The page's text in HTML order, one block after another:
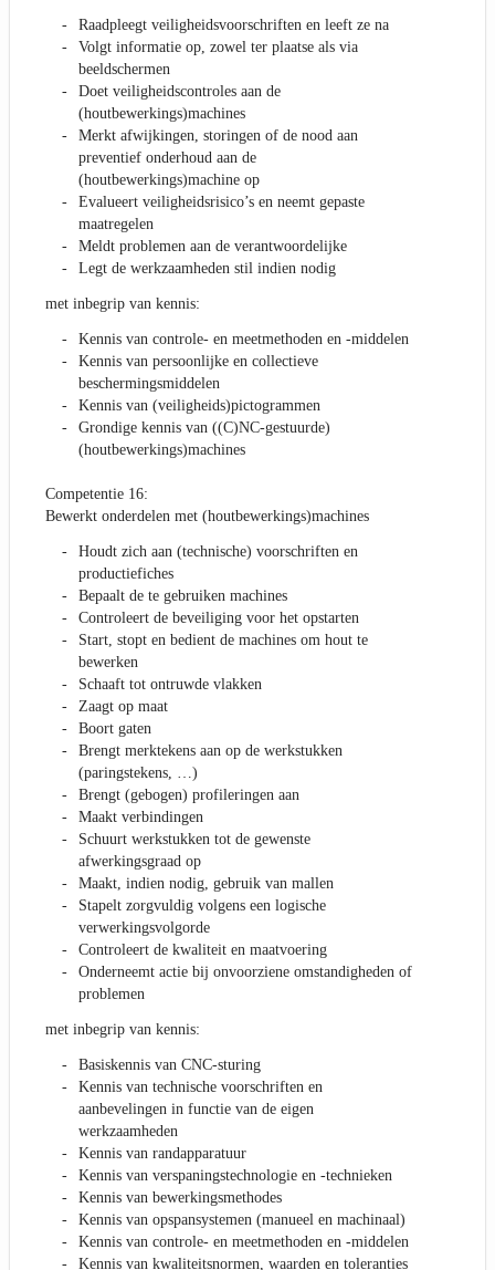
Raadpleegt veiligheidsvoorschriften en leeft ze na
Volgt informatie op, zowel ter plaatse als via
beeldschermen
Doet veiligheidscontroles aan de
(houtbewerkings)machines
Merkt afwijkingen, storingen of de nood aan
preventief onderhoud aan de
(houtbewerkings)machine op
Evalueert veiligheidsrisico’s en neemt gepaste
maatregelen
Meldt problemen aan de verantwoordelijke
Legt de werkzaamheden stil indien nodig
met inbegrip van kennis:
Kennis van controle- en meetmethoden en -middelen
Kennis van persoonlijke en collectieve
beschermingsmiddelen
Kennis van (veiligheids)pictogrammen
Grondige kennis van ((C)NC-gestuurde)
(houtbewerkings)machines
Competentie 16:
Bewerkt onderdelen met (houtbewerkings)machines
Houdt zich aan (technische) voorschriften en
productiefiches
Bepaalt de te gebruiken machines
Controleert de beveiliging voor het opstarten
Start, stopt en bedient de machines om hout te
bewerken
Schaaft tot ontruwde vlakken
Zaagt op maat
Boort gaten
Brengt merktekens aan op de werkstukken
(paringstekens, …)
Brengt (gebogen) profileringen aan
Maakt verbindingen
Schuurt werkstukken tot de gewenste
afwerkingsgraad op
Maakt, indien nodig, gebruik van mallen
Stapelt zorgvuldig volgens een logische
verwerkingsvolgorde
Controleert de kwaliteit en maatvoering
Onderneemt actie bij onvoorziene omstandigheden of
problemen
met inbegrip van kennis:
Basiskennis van CNC-sturing
Kennis van technische voorschriften en
aanbevelingen in functie van de eigen
werkzaamheden
Kennis van randapparatuur
Kennis van verspaningstechnologie en -technieken
Kennis van bewerkingsmethodes
Kennis van opspansystemen (manueel en machinaal)
Kennis van controle- en meetmethoden en -middelen
Kennis van kwaliteitsnormen, waarden en toleranties